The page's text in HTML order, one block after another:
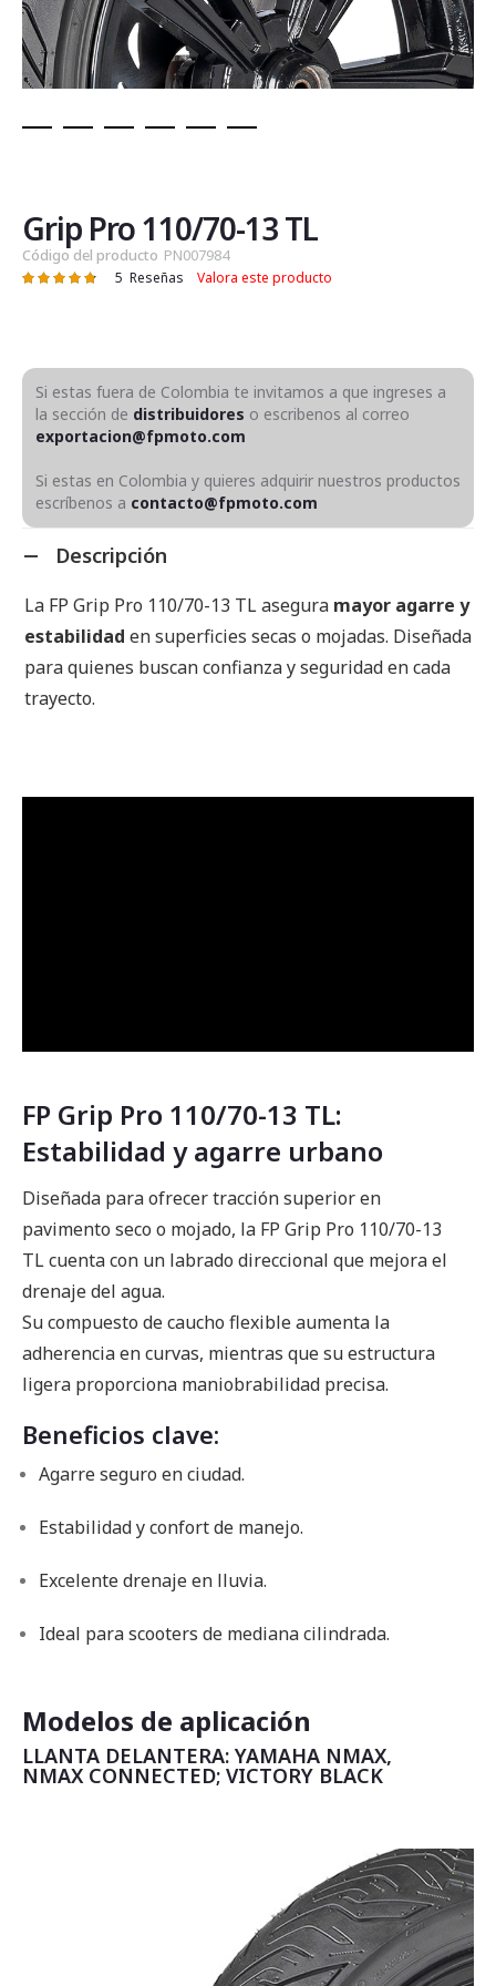
de
la
galería
de
Grip Pro 110/70-13 TL
Código del producto PN007984
Valoración: 5 Reseñas Valora este producto
Si estas fuera de Colombia te invitamos a que ingreses a
la sección de distribuidores o escribenos al correo
exportacion@fpmoto.com
Si estas en Colombia y quieres adquirir nuestros productos
escríbenos a contacto@fpmoto.com
Descripción
La FP Grip Pro 110/70-13 TL asegura mayor agarre y
estabilidad en superficies secas o mojadas. Diseñada
para quienes buscan confianza y seguridad en cada
trayecto.
FP Grip Pro 110/70-13 TL:
Estabilidad y agarre urbano
Diseñada para ofrecer tracción superior en
pavimento seco o mojado, la FP Grip Pro 110/70-13
TL cuenta con un labrado direccional que mejora el
drenaje del agua.
Su compuesto de caucho flexible aumenta la
adherencia en curvas, mientras que su estructura
ligera proporciona maniobrabilidad precisa.
Beneficios clave:
Agarre seguro en ciudad.
Estabilidad y confort de manejo.
Excelente drenaje en lluvia.
Ideal para scooters de mediana cilindrada.
Modelos de aplicación
LLANTA DELANTERA: YAMAHA NMAX,
NMAX CONNECTED; VICTORY BLACK